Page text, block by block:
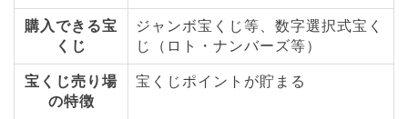
購入できる宝
くじ
ジャンボ宝くじ等、数字選択式宝く
じ（ロト・ナンバーズ等）
宝くじ売り場
の特徴
宝くじポイントが貯まる